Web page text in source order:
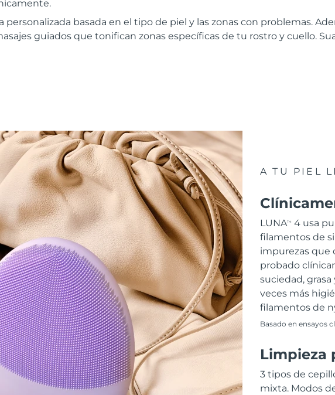
personalizada basada en el tipo de piel y las zonas con problemas.
guiados que tonifican zonas específicas de tu rostro y cuello.
A TU PIEL
LUNATM 4 usa
filamentos de
impurezas que
probado
suciedad,
veces más
filamentos de
Basado en ensayos
Limpieza
3 tipos de
mixta. Modos